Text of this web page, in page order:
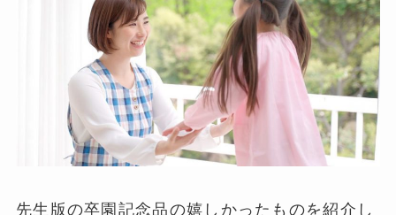
先生版の卒園記念品の嬉しかったものを紹介し